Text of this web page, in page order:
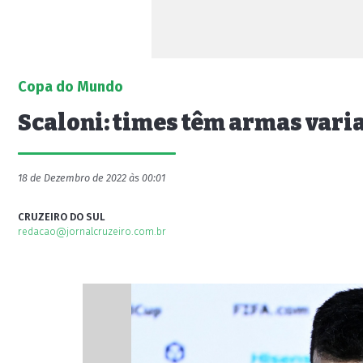
Copa do Mundo
Scaloni: times têm armas
18 de Dezembro de 2022 às 00:01
CRUZEIRO DO SUL
redacao@jornalcruzeiro.com.br